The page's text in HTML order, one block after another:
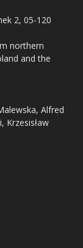
2, 05-120
northern
and the
Alfred
Krzesisław